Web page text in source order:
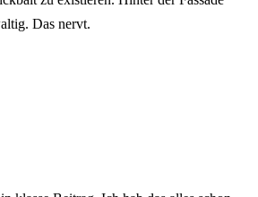
Das nervt.